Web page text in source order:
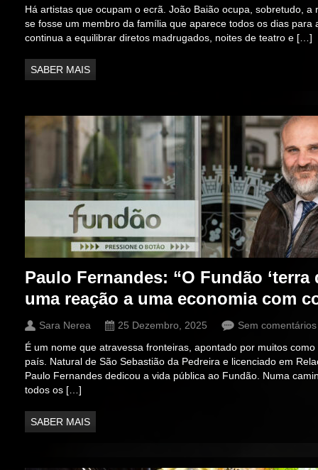
Há artistas que ocupam o ecrã. João Baião ocupa, sobretudo,
se fosse um membro da família que aparece todos os dias para
continua a equilibrar diretos madrugados, noites de teatro e […]
SABER MAIS
Paulo Fernandes: “O Fundão ‘terra
uma reação a uma economia com
Sara Nerea 25 Dezembro, 2025
Sem comentários
É um nome que atravessa fronteiras, apontado por muitos
país. Natural de São Sebastião da Pedreira e licenciado em
Paulo Fernandes dedicou a vida pública ao Fundão. Numa
todos os […]
SABER MAIS